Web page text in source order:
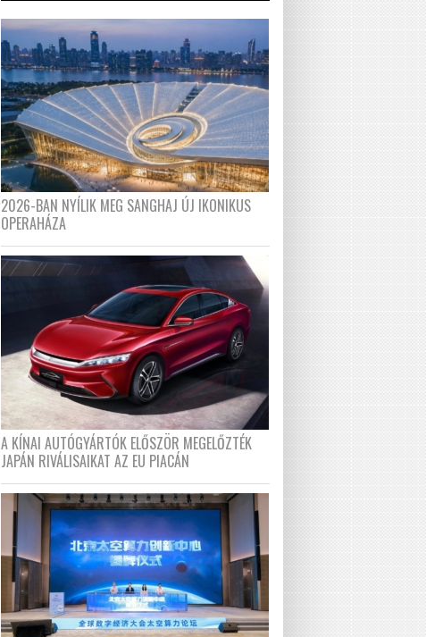
2026-BAN NYÍLIK MEG SANGHAJ ÚJ IKONIKUS
OPERAHÁZA
A KÍNAI AUTÓGYÁRTÓK ELŐSZÖR MEGELŐZTÉK
JAPÁN RIVÁLISAIKAT AZ EU PIACÁN